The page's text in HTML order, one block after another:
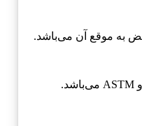
به موقع آن می‌باشد.